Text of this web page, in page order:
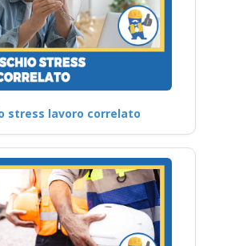
stress lavoro correlato